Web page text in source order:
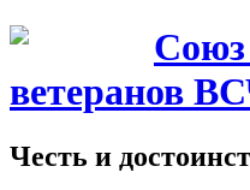
Союз
ветеранов
Честь и